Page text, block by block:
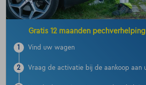
Gratis 12 maanden
1 Vind uw wagen
2 Vraag de activatie bij de aankoop aan